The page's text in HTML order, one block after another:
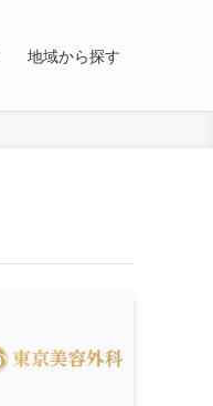
地域から探す